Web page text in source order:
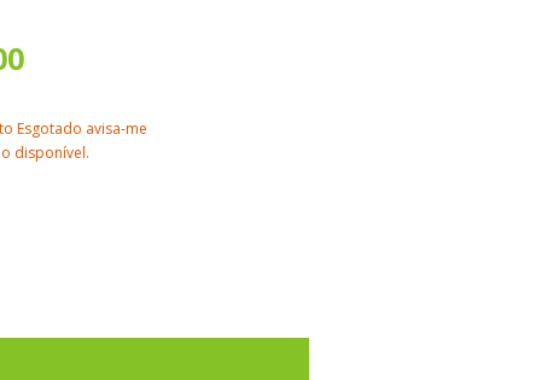
Esgotado avisa-me
disponível.